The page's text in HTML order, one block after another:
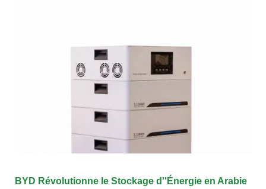
BYD Révolutionne le Stockage d''Énergie en Arabie